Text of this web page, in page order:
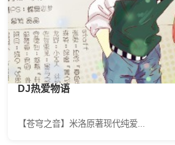
DJ热爱物语
【苍穹之音】米洛原著现代纯爱...